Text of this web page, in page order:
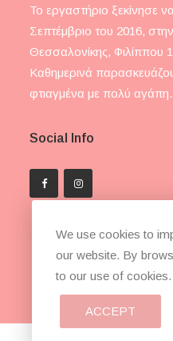
Το εργαστήριο ξεκίνησε
Σεπτέμβριο του 2016,
Θεσσαλονίκης, Φιλίππου
Καθημερινά
φτιαγμένα με πολύ αγάπη.
Social Info
We use cookies to
our website. By
to our use of cookies.
ACCEPT